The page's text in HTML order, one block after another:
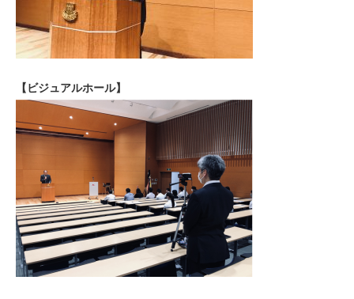
【ビジュアルホール】